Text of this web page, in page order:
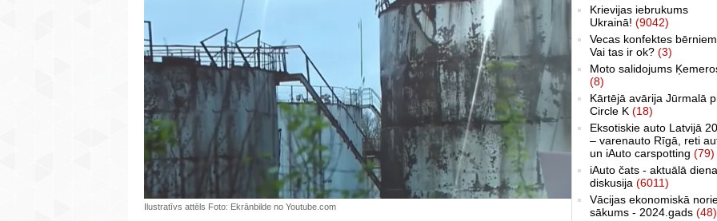
Ilustratīvs attēls Foto: Ekrānbilde no Youtube.com
Krievijas iebrukums
Ukrainā! (9042)
Vecas konfektes
Vai tas ir ok? (3)
Moto salidojums
(8)
Kārtējā avārija Jūrmalā
Circle K (18)
Eksotiskie auto Latvijā
– varenauto Rīgā, reti
un iAuto carspotting (79)
iAuto čats - aktuālā
diskusija (6011)
Vācijas ekonomiskā
sākums - 2024.gads (48)